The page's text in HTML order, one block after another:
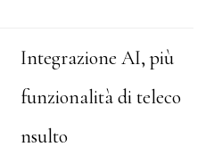
Integrazione AI, più
funzionalità di teleco
nsulto